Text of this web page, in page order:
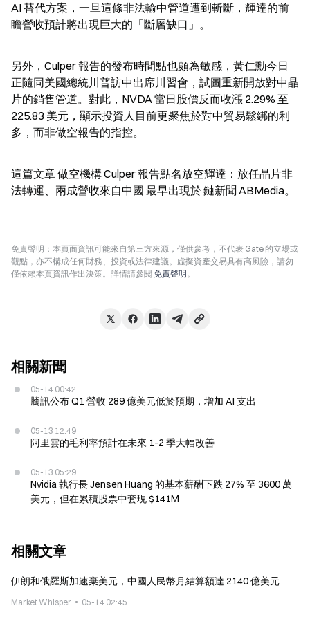
AI 替代方案，一旦這條非法輸中管道遭到斬斷，輝達的前
瞻營收預計將出現巨大的「斷層缺口」。
另外，Culper 報告的發布時間點也頗為敏感，黃仁勳今日
正隨同美國總統川普訪中出席川習會，試圖重新開放對中晶
片的銷售管道。對此，NVDA 當日股價反而收漲 2.29% 至
225.83 美元，顯示投資人目前更聚焦於對中貿易鬆綁的利
多，而非做空報告的指控。
這篇文章 做空機構 Culper 報告點名放空輝達：放任晶片非
法轉運、兩成營收來自中國 最早出現於 鏈新聞 ABMedia。
免責聲明：本頁面資訊可能來自第三方來源，僅供參考，不代表 Gate 的立場或
觀點，亦不構成任何財務、投資或法律建議。虛擬資產交易具有高風險，請勿
僅依賴本頁資訊作出決策。詳情請參閱 免責聲明。
相關新聞
05-14 00:42
騰訊公布 Q1 營收 289 億美元低於預期，增加 AI 支出
05-13 12:49
阿里雲的毛利率預計在未來 1-2 季大幅改善
05-13 05:29
Nvidia 執行長 Jensen Huang 的基本薪酬下跌 27% 至 3600 萬
美元，但在累積股票中套現 $141M
相關文章
伊朗和俄羅斯加速棄美元，中國人民幣月結算額達 2140 億美元
Market Whisper 05-14 02:45